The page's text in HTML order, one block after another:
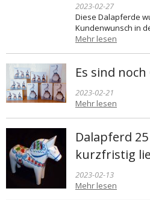
2023-02-27
Diese Dalapferde
Kundenwunsch in
Mehr lesen
Es sind
2023-02-21
Mehr lesen
Dalapferd
kurzfristig
2023-02-13
Mehr lesen